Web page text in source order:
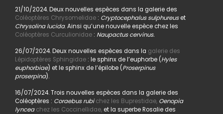
21/10/2024. Deux nouvelles espèces dans la galerie des
Coléoptères Chrysomelidae: Cryptocephalus sulphureuset
Chrysolina lucida. Ainsi qu’une nouvelle espèce chez les
Coléoptères Curculionidae : Naupactus cervinus.
26/07/2024. Deux nouvelles espèces dans la galerie des
Lépidoptères Sphingidae: le sphinx de l’euphorbe (Hyles
euphorbiae) et le sphinx de l’épilobe (Proserpinus
proserpina).
16/07/2024. Trois nouvelles espèces dans la galerie des
Coléoptères : Coraebus rubi chez les Buprestidae, Oenopia
lyncea chez les Coccinellidae,et la superbe Rosalie des